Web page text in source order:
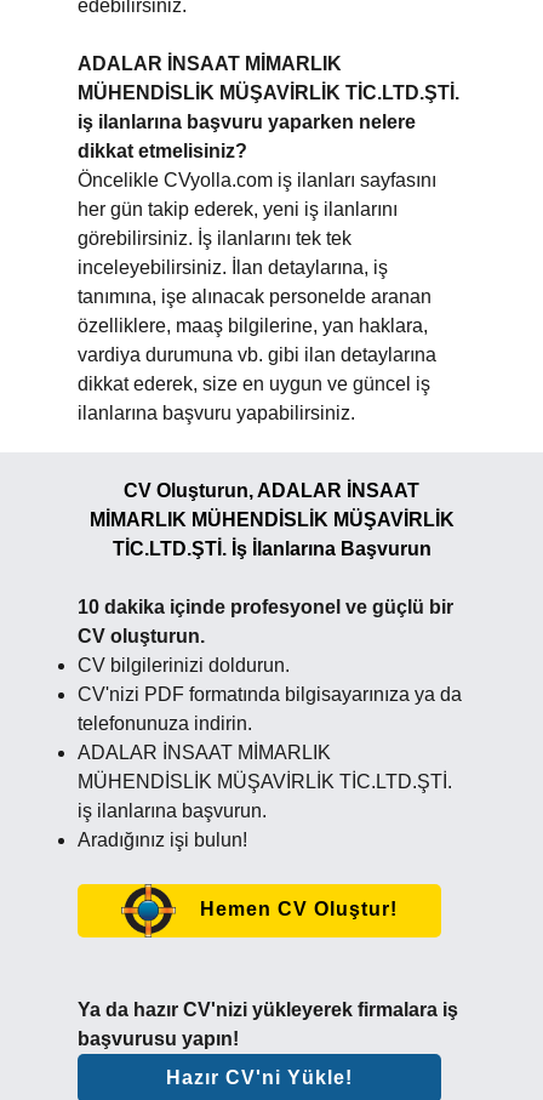
edebilirsiniz.
ADALAR İNSAAT MİMARLIK
MÜHENDİSLİK MÜŞAVİRLİK TİC.LTD.ŞTİ.
iş ilanlarına başvuru yaparken nelere
dikkat etmelisiniz?
Öncelikle CVyolla.com iş ilanları sayfasını
her gün takip ederek, yeni iş ilanlarını
görebilirsiniz. İş ilanlarını tek tek
inceleyebilirsiniz. İlan detaylarına, iş
tanımına, işe alınacak personelde aranan
özelliklere, maaş bilgilerine, yan haklara,
vardiya durumuna vb. gibi ilan detaylarına
dikkat ederek, size en uygun ve güncel iş
ilanlarına başvuru yapabilirsiniz.
CV Oluşturun, ADALAR İNSAAT
MİMARLIK MÜHENDİSLİK MÜŞAVİRLİK
TİC.LTD.ŞTİ. İş İlanlarına Başvurun
10 dakika içinde profesyonel ve güçlü bir
CV oluşturun.
CV bilgilerinizi doldurun.
CV'nizi PDF formatında bilgisayarınıza ya da
telefonunuza indirin.
ADALAR İNSAAT MİMARLIK
MÜHENDİSLİK MÜŞAVİRLİK TİC.LTD.ŞTİ.
iş ilanlarına başvurun.
Aradığınız işi bulun!
Hemen CV Oluştur!
Ya da hazır CV'nizi yükleyerek firmalara iş
başvurusu yapın!
Hazır CV'ni Yükle!